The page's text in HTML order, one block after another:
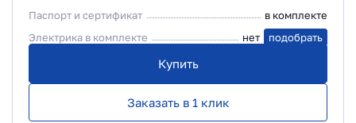
Паспорт и сертификат
в комплекте
Электрика в комплекте
нет подобрать
Купить
Заказать в 1 клик